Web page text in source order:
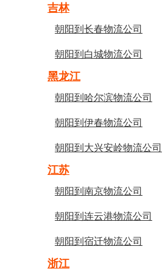
吉林
朝阳到长春物流公司
朝阳到白城物流公司
黑龙江
朝阳到哈尔滨物流公司
朝阳到伊春物流公司
朝阳到大兴安岭物流公司
江苏
朝阳到南京物流公司
朝阳到连云港物流公司
朝阳到宿迁物流公司
浙江